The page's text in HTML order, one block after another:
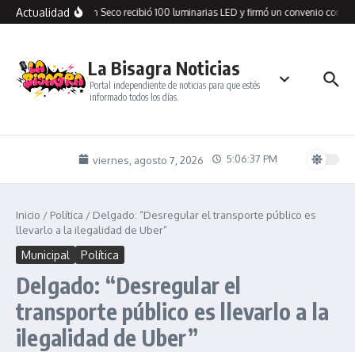
Saltar al contenido
ActualidadCañadón Seco recibió 100 luminarias LED y firmó un convenio con
La Bisagra Noticias
Portal independiente de noticias para que estés
informado todos los días.
viernes, agosto 7, 2026 5:06:37 PM
Inicio / Política / Delgado: “Desregular el transporte público es
llevarlo a la ilegalidad de Uber”
Municipal Política
Delgado: “Desregular el
transporte público es llevarlo a la
ilegalidad de Uber”